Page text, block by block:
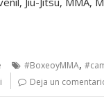
#BoxeoyMMA,
Deja un